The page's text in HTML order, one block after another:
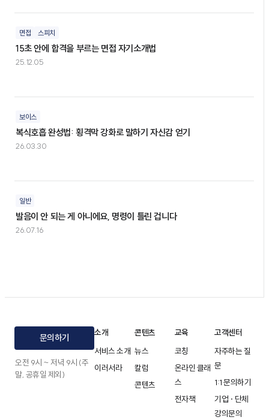
면접 스피치
15초 안에 합격을 부르는 면접 자기소개법
25.12.05
보이스
복식호흡 완성법: 횡격막 강화로 말하기 자신감 얻기
26.03.30
일반
발음이 안 되는 게 아니에요, 명령이 틀린 겁니다
26.07.16
문의하기
오전 9시 ~ 저녁 9시 (주
말, 공휴일 제외)
소개
서비스 소개
이러서라
콘텐츠
뉴스
칼럼
콘텐츠
교육
코칭
온라인 클래
스
전자책
고객센터
자주하는 질
문
1:1 문의하기
기업 · 단체
강의문의